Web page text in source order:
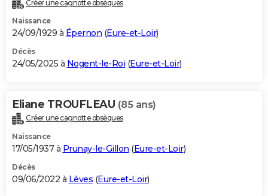
Créer une cagnotte obsèques
Naissance
24/09/1929 à Épernon (Eure-et-Loir)
Décès
24/05/2025 à Nogent-le-Roi (Eure-et-Loir)
Eliane TROUFLEAU (85 ans)
Créer une cagnotte obsèques
Naissance
17/05/1937 à Prunay-le-Gillon (Eure-et-Loir)
Décès
09/06/2022 à Lèves (Eure-et-Loir)